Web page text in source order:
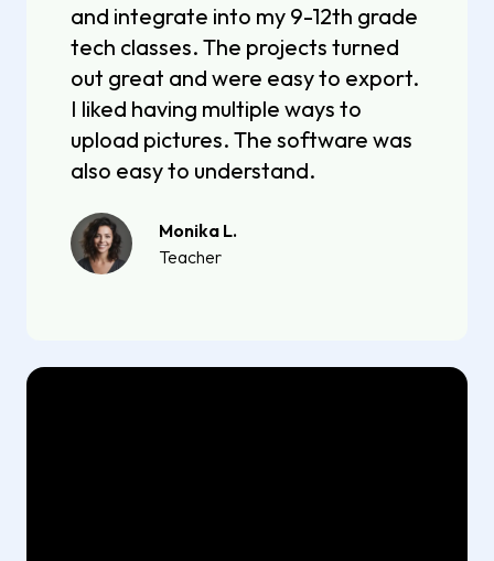
and integrate into my 9-12th grade
tech classes. The projects turned
out great and were easy to export.
I liked having multiple ways to
upload pictures. The software was
also easy to understand.
Monika L.
Teacher